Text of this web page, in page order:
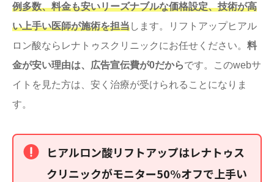
例多数、料金も安いリーズナブルな価格設定、技術が高
い上手い医師が施術を担当します。リフトアップヒアル
ロン酸ならレナトゥスクリニックにお任せください。 料
金が安い理由は、広告宣伝費が0だからです。このwebサ
イトを見た方は、安く治療が受けられることになりま
す。
ヒアルロン酸リフトアップはレナトゥス
クリニックがモニター50%オフで上手い